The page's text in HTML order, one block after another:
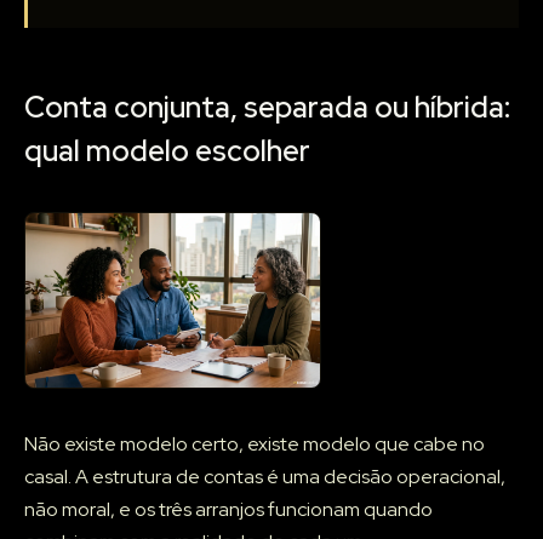
Conta conjunta, separada ou híbrida:
qual modelo escolher
Não existe modelo certo, existe modelo que cabe no
casal. A estrutura de contas é uma decisão operacional,
não moral, e os três arranjos funcionam quando